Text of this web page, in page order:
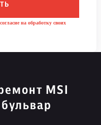
на обработку своих
MSI